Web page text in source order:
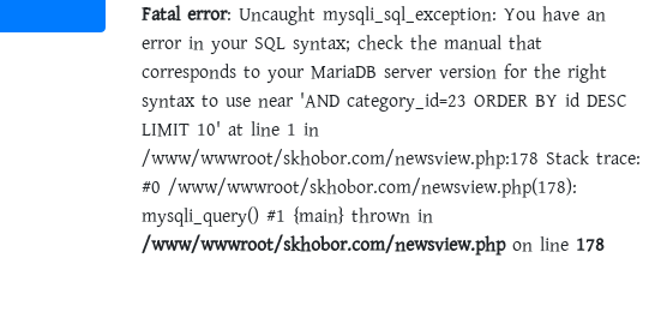
Fatal error: Uncaught mysqli_sql_exception: You have an
error in your SQL syntax; check the manual that
corresponds to your MariaDB server version for the right
syntax to use near 'AND category_id=23 ORDER BY id DESC
LIMIT 10' at line 1 in
/www/wwwroot/skhobor.com/newsview.php:178 Stack trace:
#0 /www/wwwroot/skhobor.com/newsview.php(178):
mysqli_query() #1 {main} thrown in
/www/wwwroot/skhobor.com/newsview.phpon line 178